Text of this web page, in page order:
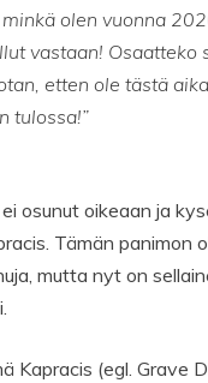
olen vuonna
vastaan! Osaatteko
etten ole tästä
tulossa!”
osunut oikeaan ja
Tämän panimon
mutta nyt on
Kapracis (egl. Grave